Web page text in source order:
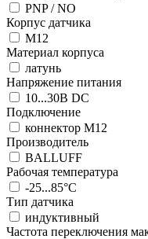
PNP / NO
Корпус датчика
М12
Материал корпуса
латунь
Напряжение питания
10...30В DC
Подключение
коннектор M12
Производитель
BALLUFF
Рабочая температура
-25...85°C
Тип датчика
индуктивный
Частота переключения